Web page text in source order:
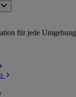
für jede Umgebung